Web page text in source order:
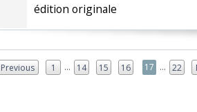
‎édition originale‎
Previous 1 ... 14 15 16 17 ... 22